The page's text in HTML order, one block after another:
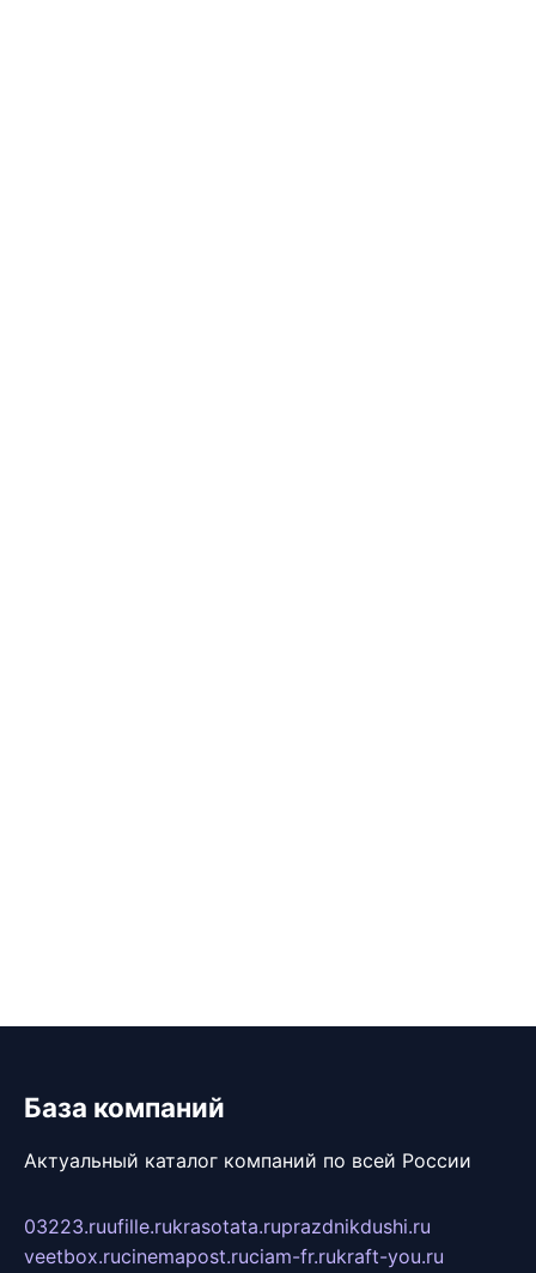
База компаний
Актуальный каталог компаний по всей России
03223.ruufille.rukrasotata.ruprazdnikdushi.ru
veetbox.rucinemapost.ruciam-fr.rukraft-you.ru